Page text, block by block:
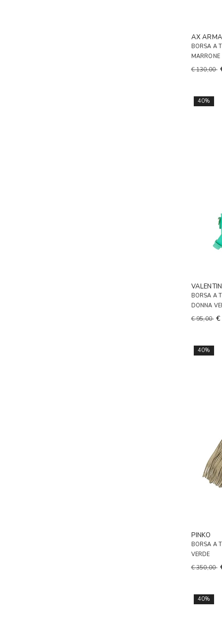
AX
BORSA A
MARRONE
€ 130,00
40%
BORSA A
DONNA
€ 95,00 €
40%
PINKO
BORSA A
VERDE
€ 350,00
40%